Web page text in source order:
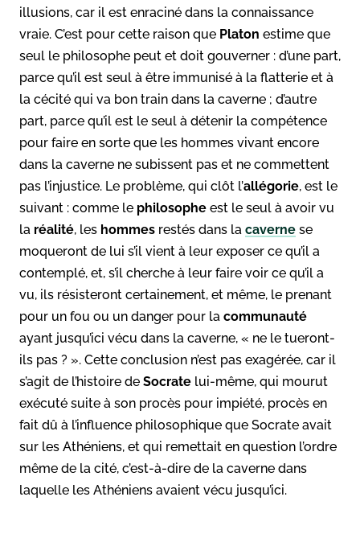
illusions, car il est enraciné dans la connaissance
vraie. C’est pour cette raison que Platon estime que
seul le philosophe peut et doit gouverner : d’une part,
parce qu’il est seul à être immunisé à la flatterie et à
la cécité qui va bon train dans la caverne ; d’autre
part, parce qu’il est le seul à détenir la compétence
pour faire en sorte que les hommes vivant encore
dans la caverne ne subissent pas et ne commettent
pas l’injustice. Le problème, qui clôt l’allégorie, est le
suivant : comme le philosophe est le seul à avoir vu
la réalité, les hommes restés dans la caverne se
moqueront de lui s’il vient à leur exposer ce qu’il a
contemplé, et, s’il cherche à leur faire voir ce qu’il a
vu, ils résisteront certainement, et même, le prenant
pour un fou ou un danger pour la communauté
ayant jusqu’ici vécu dans la caverne, « ne le tueront-
ils pas ? ». Cette conclusion n’est pas exagérée, car il
s’agit de l’histoire de Socrate lui-même, qui mourut
exécuté suite à son procès pour impiété, procès en
fait dû à l’influence philosophique que Socrate avait
sur les Athéniens, et qui remettait en question l’ordre
même de la cité, c’est-à-dire de la caverne dans
laquelle les Athéniens avaient vécu jusqu’ici.